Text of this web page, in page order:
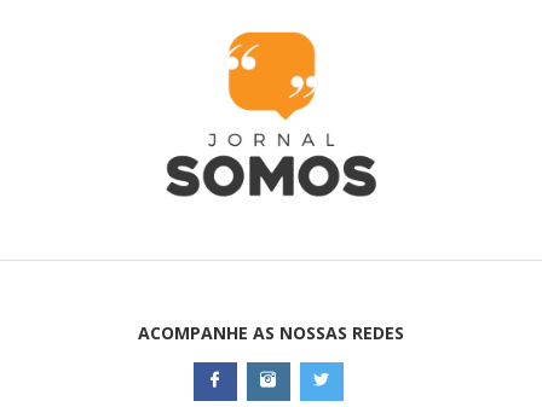
ACOMPANHE AS NOSSAS REDES